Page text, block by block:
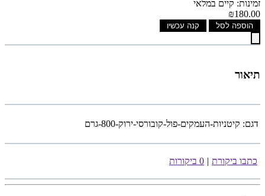
זמינות: קיים במלאי
₪180.00
הוספה לסל קנה עכשיו
תיאור
דגם: קיטניות-העמקים-פול-קובורסי-ירוק-800-גרם
כתבו ביקורת | 0 ביקורות